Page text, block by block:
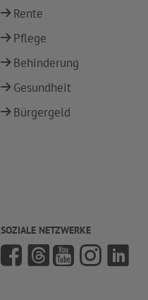
Rente
Pflege
Behinderung
Gesundheit
Bürgergeld
SOZIALE NETZWERKE